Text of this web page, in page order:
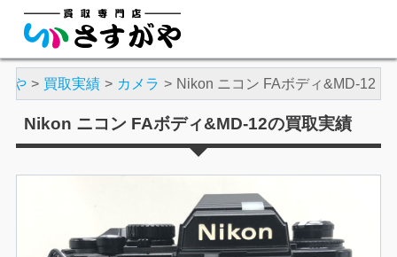
や 買取実績 カメラ Nikon ニコン FAボディ&MD-12
Nikon ニコン FAボディ&MD-12の買取実績